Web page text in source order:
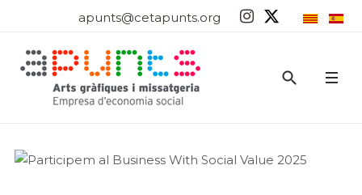
apunts@cetapunts.org